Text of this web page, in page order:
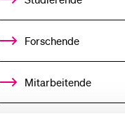
Forschende
Mitarbeitende